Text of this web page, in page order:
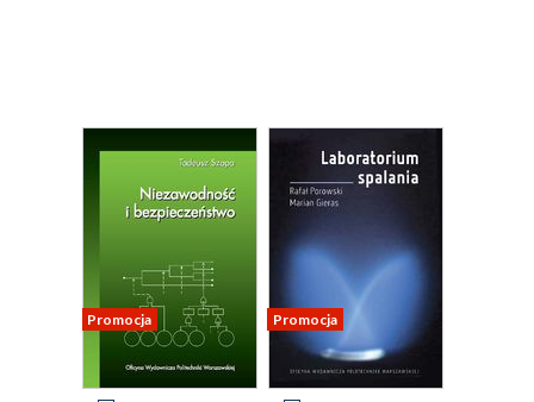
Promocja Promocja